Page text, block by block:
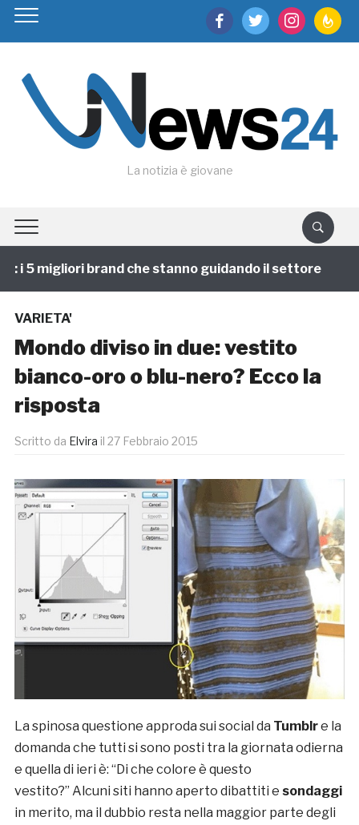
facebooktwitter instagram
La notizia è giovane
5 migliori brand che stanno guidando il settore
VARIETA'
Mondo diviso in due: vestito
bianco-oro o blu-nero? Ecco la
risposta
Scritto da Elvira il 27 Febbraio 2015
La spinosa questione approda sui social da Tumblre la
domanda che tutti si sono posti tra la giornata odierna
e quella di ieri è: “Di che colore è questo
vestito?” Alcuni siti hanno aperto dibattiti e sondaggi
in merito, ma il dubbio resta nella maggior parte degli